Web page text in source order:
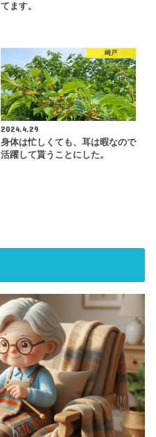
てます。
崎戸
2024.4.29
身体は忙しくても、耳は暇なので
活躍して貰うことにした。